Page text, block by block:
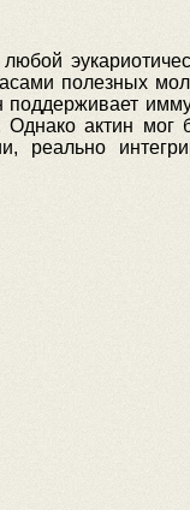
полезных
актин мог
реально